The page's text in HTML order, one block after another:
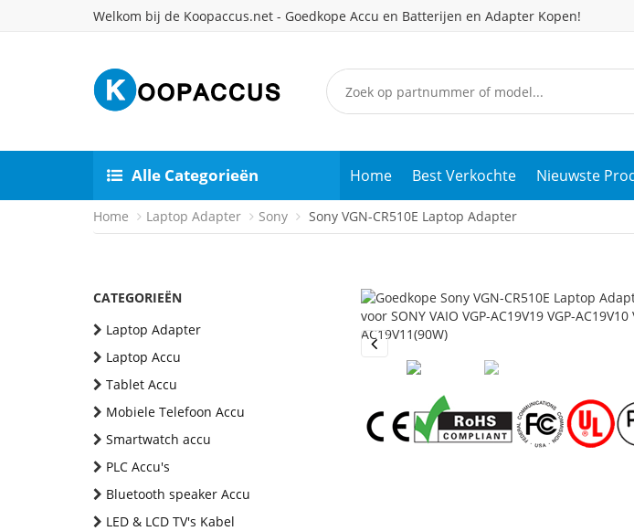
Welkom bij de Koopaccus.net - Goedkope Accu en Batterijen en Adapter Kopen!
Alle Categorieën Home Best Verkochte Nieuwste
Home Laptop Adapter Sony Sony VGN-CR510E Laptop Adapter
CATEGORIEËN
Laptop Adapter
Laptop Accu
Tablet Accu
Mobiele Telefoon Accu
Smartwatch accu
PLC Accu's
Bluetooth speaker Accu
LED & LCD TV's Kabel
Previous